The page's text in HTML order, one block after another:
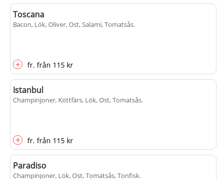
Toscana
Bacon, Lök, Oliver, Ost, Salami, Tomatsås.
+ fr. från 115 kr
Istanbul
Champinjoner, Köttfärs, Lök, Ost, Tomatsås.
+ fr. från 115 kr
Paradiso
Champinjoner, Lök, Ost, Tomatsås, Tonfisk.